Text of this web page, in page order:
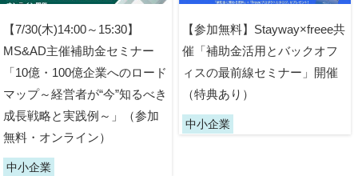
【7/30(木)14:00～15:30】
MS&AD主催補助金セミナー
「10億・100億企業へのロード
マップ～経営者が“今”知るべき
成長戦略と実践例～」（参加
無料・オンライン）
中小企業
【参加無料】Stayway×freee共
催「補助金活用とバックオフ
ィスの最前線セミナー」開催
（特典あり）
中小企業